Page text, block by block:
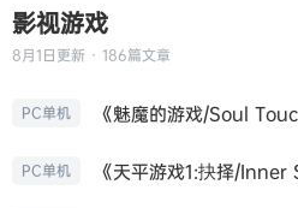
影视游戏
8月1日更新 · 186篇文章
PC单机 《魅魔的游戏/Soul
PC单机